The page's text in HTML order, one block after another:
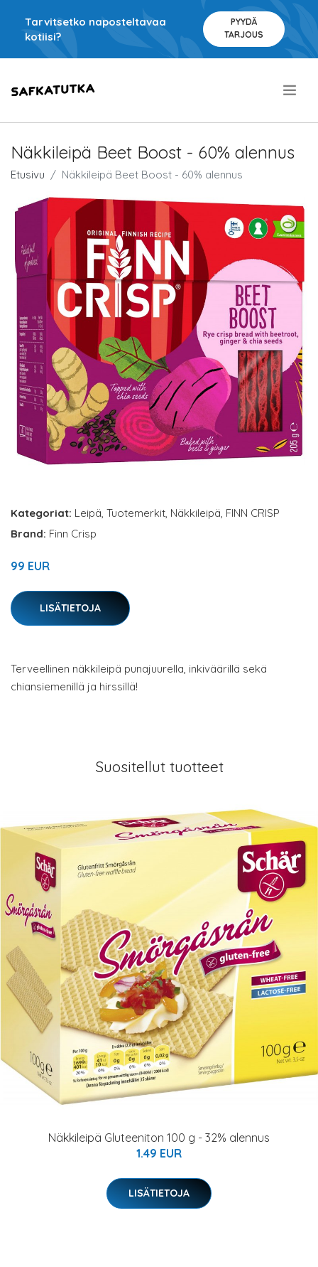
Tarvitsetko naposteltavaa
kotiisi?
PYYDÄ
TARJOUS
Näkkileipä Beet Boost - 60% alennus
Etusivu Näkkileipä Beet Boost - 60% alennus
Kategoriat: Leipä, Tuotemerkit, Näkkileipä, FINN CRISP
Brand: Finn Crisp
99 EUR
LISÄTIETOJA
Terveellinen näkkileipä punajuurella, inkiväärillä sekä
chiansiemenillä ja hirssillä!
Suositellut tuotteet
Näkkileipä Gluteeniton 100 g - 32% alennus
1.49 EUR
LISÄTIETOJA